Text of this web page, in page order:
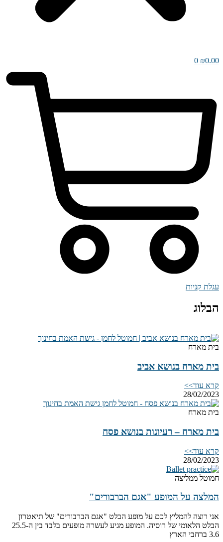
₪0.00
0
עגלת קניות
הבלוג
בית מארח
בית מארח בנושא אביב
קרא עוד>>
28/02/2023
בית מארח
בית מארח – רעיונות בנושא פסח
קרא עוד>>
28/02/2023
חמוטל ממליצה
המלצה על המופע "אגם הברבורים"
אני רוצה להמליץ לכם על מופע הבלט "אגם הברבורים" של תיאטרון
הבלט הלאומי של רוסיה. המופע מגיע לעשרה מופעים בלבד בין ה25.5-
3.6 ברחבי הארץ